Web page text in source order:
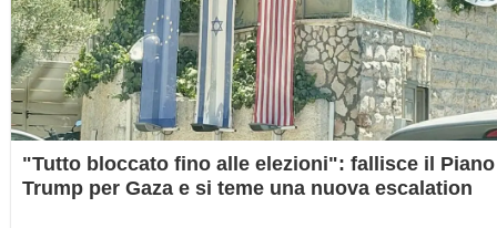
"Tutto bloccato fino alle elezioni": fallisce il Piano
Trump per Gaza e si teme una nuova escalation